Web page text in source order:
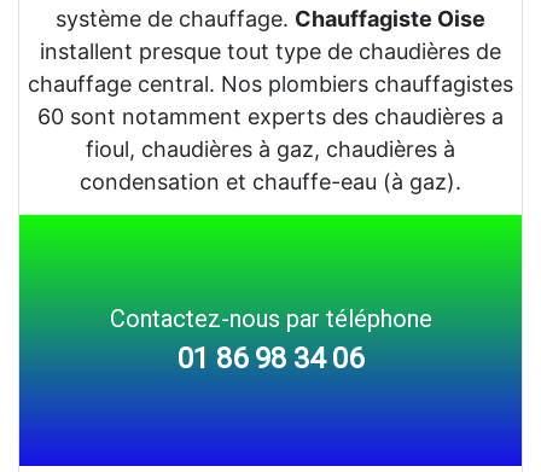
système de chauffage. Chauffagiste Oise
installent presque tout type de chaudières de
chauffage central. Nos plombiers chauffagistes
60 sont notamment experts des chaudières a
fioul, chaudières à gaz, chaudières à
condensation et chauffe-eau (à gaz).
Contactez-nous par téléphone
01 86 98 34 06